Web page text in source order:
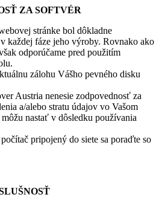
ZA SOFTVÉR
stránke bol dôkladne
každej fáze jeho výroby. Rovnako ako
odporúčame pred použitím
zálohu Vášho pevného disku
Austria nenesie zodpovednosť za
a/alebo stratu údajov vo Vašom
nastať v dôsledku používania
pripojený do siete sa poraďte so